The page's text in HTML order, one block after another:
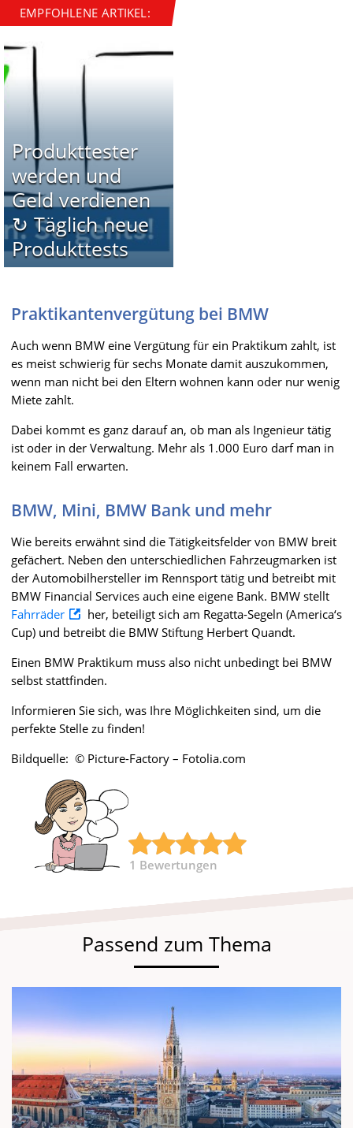
EMPFOHLENE ARTIKEL:
Produkttester
werden und
Geld verdienen
↻ Täglich neue
Produkttests
Praktikantenvergütung bei BMW
Auch wenn BMW eine Vergütung für ein Praktikum zahlt, ist
es meist schwierig für sechs Monate damit auszukommen,
wenn man nicht bei den Eltern wohnen kann oder nur wenig
Miete zahlt.
Dabei kommt es ganz darauf an, ob man als Ingenieur tätig
ist oder in der Verwaltung. Mehr als 1.000 Euro darf man in
keinem Fall erwarten.
BMW, Mini, BMW Bank und mehr
Wie bereits erwähnt sind die Tätigkeitsfelder von BMW breit
gefächert. Neben den unterschiedlichen Fahrzeugmarken ist
der Automobilhersteller im Rennsport tätig und betreibt mit
BMW Financial Services auch eine eigene Bank. BMW stellt
Fahrräder
her, beteiligt sich am Regatta-Segeln (America‘s
Cup) und betreibt die BMW Stiftung Herbert Quandt.
Einen BMW Praktikum muss also nicht unbedingt bei BMW
selbst stattfinden.
Informieren Sie sich, was Ihre Möglichkeiten sind, um die
perfekte Stelle zu finden!
Bildquelle: © Picture-Factory – Fotolia.com
1 Bewertungen
Passend zum Thema